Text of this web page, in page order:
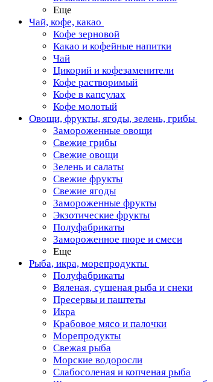
Еще
Чай, кофе, какао
Кофе зерновой
Какао и кофейные напитки
Чай
Цикорий и кофезаменители
Кофе растворимый
Кофе в капсулах
Кофе молотый
Овощи, фрукты, ягоды, зелень, грибы
Замороженные овощи
Свежие грибы
Свежие овощи
Зелень и салаты
Свежие фрукты
Свежие ягоды
Замороженные фрукты
Экзотические фрукты
Полуфабрикаты
Замороженное пюре и смеси
Еще
Рыба, икра, морепродукты
Полуфабрикаты
Вяленая, сушеная рыба и снеки
Пресервы и паштеты
Икра
Крабовое мясо и палочки
Морепродукты
Свежая рыба
Морские водоросли
Слабосоленая и копченая рыба